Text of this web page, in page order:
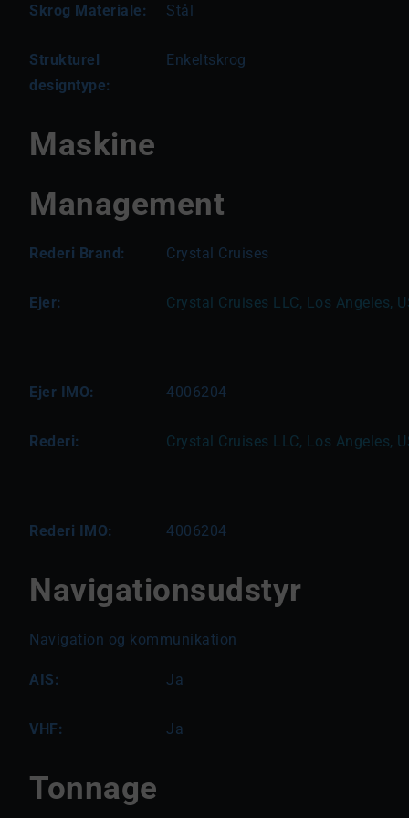
Skrog Materiale: Stål
Strukturel
designtype:
Enkeltskrog
Maskine
Management
Rederi Brand: Crystal Cruises
Ejer: Crystal Cruises LLC, Los Angeles,
Ejer IMO: 4006204
Rederi: Crystal Cruises LLC, Los Angeles,
Rederi IMO: 4006204
Navigationsudstyr
Navigation og kommunikation
AIS: Ja
VHF: Ja
Tonnage